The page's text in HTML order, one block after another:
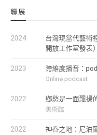
聯展
2024
台灣現當代藝術
開放工作室發表）
2023 跨維度播音：
Online podcast
2022 鄉愁是⼀⾯飄揚
美術館
2022 神眷之地：尼泊